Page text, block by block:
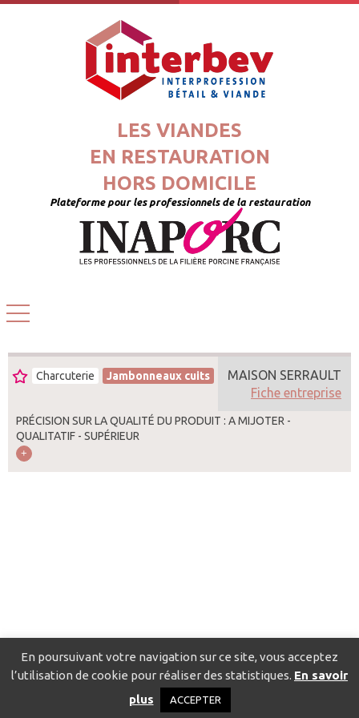
LES VIANDES
EN RESTAURATION
HORS DOMICILE
Plateforme pour les professionnels de la restauration
Charcuterie Jambonneaux cuits France
PRÉCISION SUR LA QUALITÉ DU PRODUIT : A MIJOTER -
QUALITATIF - SUPÉRIEUR
MAISON SERRAULT
Fiche entreprise
Catalogue pour localiser les fournisseurs
Politique de confidentialité
En poursuivant votre navigation sur ce site, vous acceptez
l’utilisation de cookie pour réaliser des statistiques. En savoir
plus
ACCEPTER